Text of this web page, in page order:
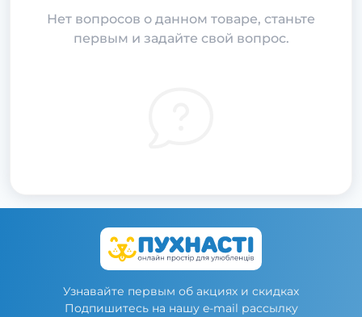
Нет вопросов о данном товаре, станьте
первым и задайте свой вопрос.
Узнавайте первым об акциях и скидках
Подпишитесь на нашу e-mail рассылку